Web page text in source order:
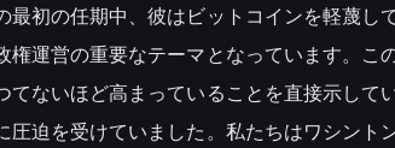
最初の任期中、彼はビットコインを軽蔑し
権運営の重要なテーマとなっています。
てないほど高まっていることを直接示し
圧迫を受けていました。私たちはワシント